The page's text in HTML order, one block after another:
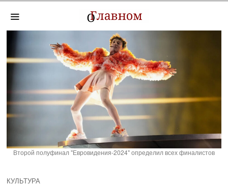
Второй полуфинал "Евровидения-2024" определил всех финалистов
КУЛЬТУРА